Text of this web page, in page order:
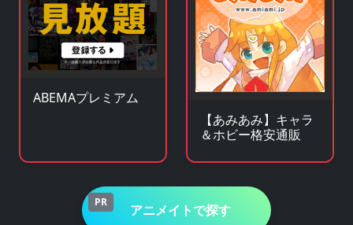
ABEMAプレミアム
【あみあみ】キャラ
＆ホビー格安通販
PR アニメイトで探す